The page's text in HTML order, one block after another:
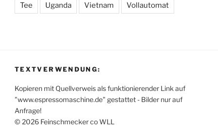
Tee Uganda Vietnam Vollautomat
TEXTVERWENDUNG:
Kopieren mit Quellverweis als funktionierender Link auf
"www.espressomaschine.de" gestattet - Bilder nur auf
Anfrage!
© 2026 Feinschmecker co WLL